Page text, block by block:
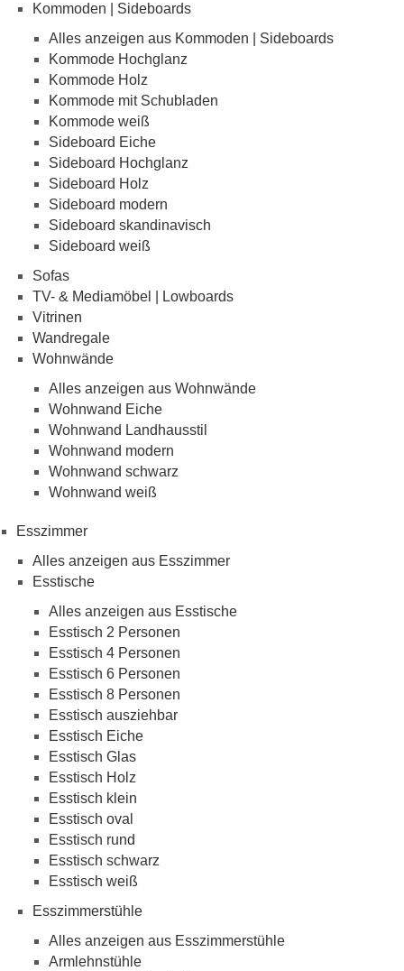
Kommoden | Sideboards
Alles anzeigen aus Kommoden | Sideboards
Kommode Hochglanz
Kommode Holz
Kommode mit Schubladen
Kommode weiß
Sideboard Eiche
Sideboard Hochglanz
Sideboard Holz
Sideboard modern
Sideboard skandinavisch
Sideboard weiß
Sofas
TV- & Mediamöbel | Lowboards
Vitrinen
Wandregale
Wohnwände
Alles anzeigen aus Wohnwände
Wohnwand Eiche
Wohnwand Landhausstil
Wohnwand modern
Wohnwand schwarz
Wohnwand weiß
Esszimmer
Alles anzeigen aus Esszimmer
Esstische
Alles anzeigen aus Esstische
Esstisch 2 Personen
Esstisch 4 Personen
Esstisch 6 Personen
Esstisch 8 Personen
Esstisch ausziehbar
Esstisch Eiche
Esstisch Glas
Esstisch Holz
Esstisch klein
Esstisch oval
Esstisch rund
Esstisch schwarz
Esstisch weiß
Esszimmerstühle
Alles anzeigen aus Esszimmerstühle
Armlehnstühle